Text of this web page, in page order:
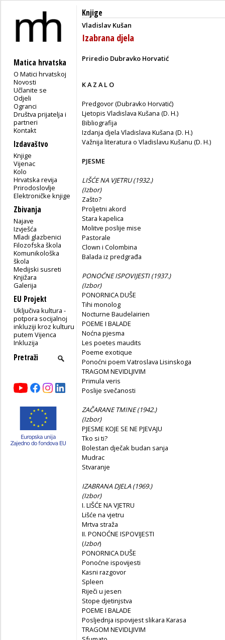
Matica hrvatska
O Matici hrvatskoj
Novosti
Učlanite se
Odjeli
Ogranci
Društva prijatelja i
partneri
Kontakt
Izdavaštvo
Knjige
Vijenac
Kolo
Hrvatska revija
Prirodoslovlje
Elektroničke knjige
Zbivanja
Najave
Izvješća
Mladi glazbenici
Filozofska škola
Komunikološka
škola
Medijski susreti
Knjižara
Galerija
EU Projekt
Uključiva kultura -
potpora socijalnoj
inkluziji kroz kulturu
putem Vijenca
Inkluzija
Knjige
Vladislav Kušan
Izabrana djela
Priredio Dubravko Horvatić
K A Z A L O
Predgovor (Dubravko Horvatić)
Ljetopis Vladislava Kušana (D. H.)
Bibliografija
Izdanja djela Vladislava Kušana (D. H.)
Važnija literatura o Vladislavu Kušanu (D. H.)
PJESME
LIŠĆE NA VJETRU (1932.)
(Izbor)
Zašto?
Proljetni akord
Stara kapelica
Molitve poslije mise
Pastorale
Clown i Colombina
Balada iz predgrađa
PONOĆNE ISPOVIJESTI (1937.)
(Izbor)
PONORNICA DUŠE
Tihi monolog
Nocturne Baudelairien
POEME I BALADE
Noćna pjesma
Les poetes maudits
Poeme exotique
Ponoćni poem Vatroslava Lisinskoga
TRAGOM NEVIDLJIVIM
Primula veris
Poslije svečanosti
ZAČARANE TMINE (1942.)
(Izbor)
PJESME KOJE SE NE PJEVAJU
Tko si ti?
Bolestan dječak budan sanja
Mudrac
Stvaranje
IZABRANA DJELA (1969.)
(Izbor)
I. LIŠĆE NA VJETRU
Lišće na vjetru
Mrtva straža
II. PONOĆNE ISPOVIJESTI
(Izbor)
PONORNICA DUŠE
Ponoćne ispovijesti
Kasni razgovor
Spleen
Riječi u jesen
Stope djetinjstva
POEME I BALADE
Posljednja ispovijest slikara Karasa
TRAGOM NEVIDLJIVIM